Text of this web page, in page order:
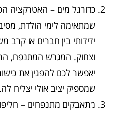
כדורגל מים – האטרקציה
שמתאימה לימי הולדת,
ידידותי בין חברים או קרב
וצחוק. המגרש המתנפח,
יאפשר לכם להפגין את
שמספיק יציב אולי יצליח
מתאבקים מתנפחים –